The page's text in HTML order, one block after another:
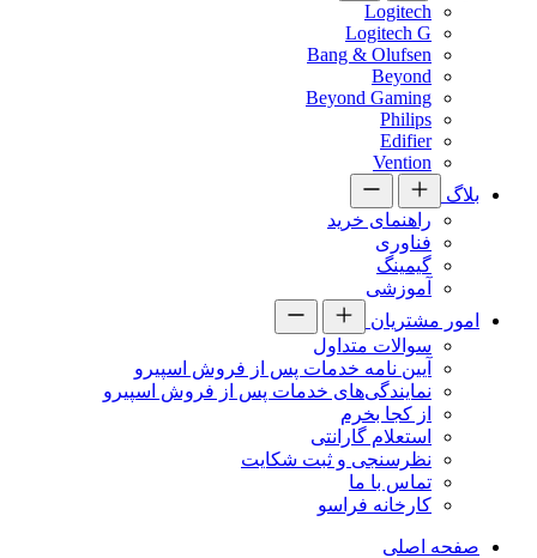
Logitech
Logitech G
Bang & Olufsen
Beyond
Beyond Gaming
Philips
Edifier
Vention
بلاگ
راهنمای خرید
فناوری
گیمینگ
آموزشی
امور مشتریان
سوالات متداول
آیین نامه خدمات پس از فروش اسپیرو
نمایندگی‌های خدمات پس از فروش اسپیرو
از کجا بخرم
استعلام گارانتی
نظرسنجی و ثبت شکایت
تماس با ما
کارخانه فراسو
صفحه اصلی